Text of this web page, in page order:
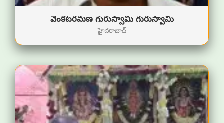
వెంకటరమణ గురుస్వామి గురుస్వామి
హైదరాబాద్